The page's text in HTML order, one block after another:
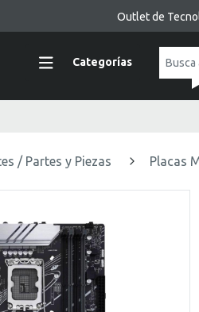
Outlet de
Categorías
/ Partes y Piezas Placas